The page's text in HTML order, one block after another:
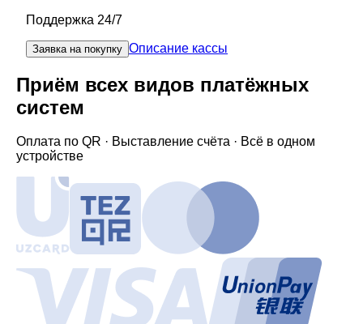
Поддержка 24/7
Заявка на покупку Описание кассы
Приём всех видов платёжных
систем
Оплата по QR · Выставление счёта · Всё в одном
устройстве